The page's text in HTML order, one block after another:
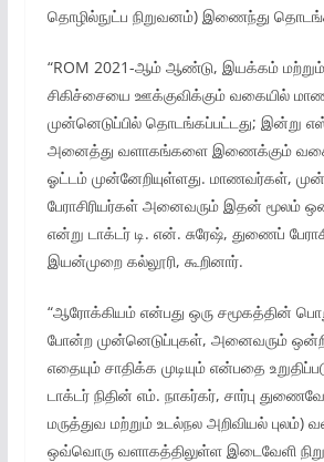
தொழில்நுட்ப நிறுவனம்) இணைந்து
“ROM 2021-ஆம் ஆண்டு, இயக்கம்
சிகிச்சையை ஊக்குவிக்கும் வகையில்
முன்னெடுப்பில் தொடங்கப்பட்டது; இன்று
அனைத்து வளாகங்களை இணைக்கும்
ஓட்டம் முன்னேறியுள்ளது. மாணவர்கள்,
பேராசிரியர்கள் அனைவரும் இதன் மூலம்
என்று டாக்டர் டி. என். சுரேஷ், துணைப்
இயன்முறை கல்லூரி, கூறினார்.
“ஆரோக்கியம் என்பது ஒரு சமூகத்தின்
போன்ற முன்னெடுப்புகள், அனைவரும்
எதையும் சாதிக்க முடியும் என்பதை
டாக்டர் நிதின் எம். நாகர்கர், சார்பு
மருத்துவ மற்றும் உடல்நல அறிவியல் புலம்)
ஒவ்வொரு வளாகத்திலுள்ள இடைவேளி